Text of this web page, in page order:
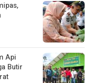
Api
Butir